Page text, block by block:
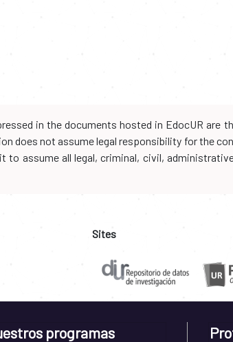
in the documents hosted in EdocUR
does not assume legal responsibility for the
to assume all legal, criminal, civil,
Sites
programas